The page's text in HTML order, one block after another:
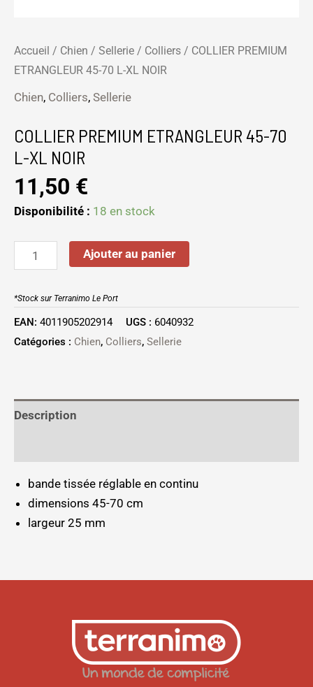
Accueil / Chien / Sellerie / Colliers / COLLIER PREMIUM
ETRANGLEUR 45-70 L-XL NOIR
Chien, Colliers, Sellerie
COLLIER PREMIUM ETRANGLEUR 45-70
L-XL NOIR
11,50 €
Disponibilité : 18 en stock
Ajouter au panier
*Stock sur Terranimo Le Port
EAN: 4011905202914 UGS : 6040932
Catégories : Chien, Colliers, Sellerie
Description
bande tissée réglable en continu
dimensions 45-70 cm
largeur 25 mm